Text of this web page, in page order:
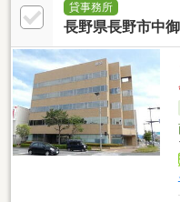
貸事務所
長野県長野市中